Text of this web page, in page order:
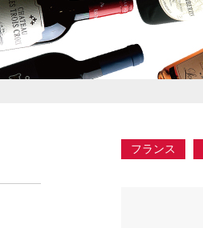
フランス